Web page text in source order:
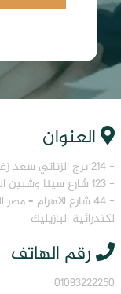
العنوان
- 214 برج الزناتي سعد زغلول الامام على حي الافرنج
- 123 شارع سينا وشبين الكوم أعلى فرع أورتنج للإتصالات
- 44 شارع الاهرام –
لكتدرائية البازيليك
رقم الهاتف
01093222250